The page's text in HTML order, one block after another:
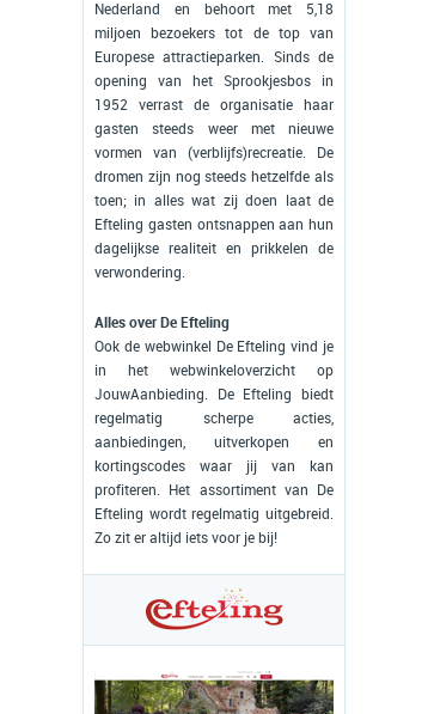
Nederland en behoort met 5,18
miljoen bezoekers tot de top van
Europese attractieparken. Sinds de
opening van het Sprookjesbos in
1952 verrast de organisatie haar
gasten steeds weer met nieuwe
vormen van (verblijfs)recreatie. De
dromen zijn nog steeds hetzelfde als
toen; in alles wat zij doen laat de
Efteling gasten ontsnappen aan hun
dagelijkse realiteit en prikkelen de
verwondering.
Alles over De Efteling
Ook de webwinkel De Efteling vind je
in het webwinkeloverzicht op
JouwAanbieding. De Efteling biedt
regelmatig scherpe acties,
aanbiedingen, uitverkopen en
kortingscodes waar jij van kan
profiteren. Het assortiment van De
Efteling wordt regelmatig uitgebreid.
Zo zit er altijd iets voor je bij!